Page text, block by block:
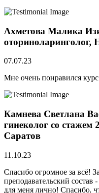
Ахметова Малика
07.07.23
Мне очень понравился
Камнева Светлана
гинеколог со стажем
Саратов
11.10.23
Спасибо огромное за всё!
преподавательский состав
для меня лично! Спасибо,